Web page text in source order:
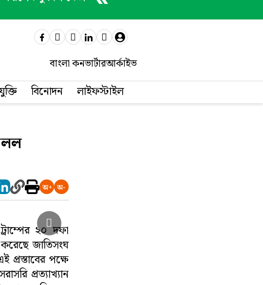
বাংলা কনভার্টারআর্কাইভ
বিনোদন
লাইফস্টাইল
২০ দফা
করেছে জাতিসংঘ
প্রস্তাবের পক্ষে
প্রত্যাখ্যান